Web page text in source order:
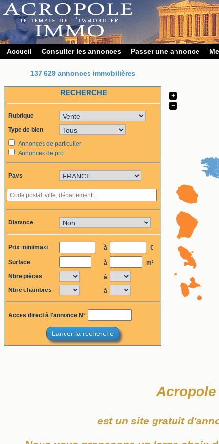
Accueil Consulter les annonces Passer une annonce
137 629 annonces immobilières
RECHERCHE
Rubrique
Type de bien
Annonces de particulier
Annonces de pro
Pays
Distance
Prix mini/maxi à €
Surface à
m²
Nbre pièces
à
Nbre chambres
à
Acces direct à l'annonce N°
Lancer la recherche
+
−
Acropole
est un site gratuit